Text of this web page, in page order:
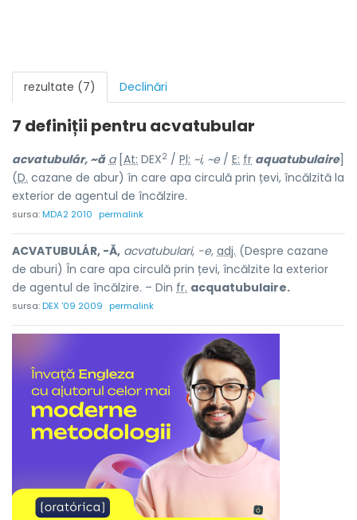
rezultate (7) Declinări
7 definiții pentru acvatubular
acvatubulár, ~ă a[ At: DEX2 / Pl: ~i, ~e/ E: fr aquatubulaire]
(D. cazane de abur) în care apa circulă prin țevi, încălzită la
exterior de agentul de încălzire.
sursa:MDA2 2010 permalink
ACVATUBULÁR, -Ă, acvatubulari, -e, adj. (Despre cazane
de aburi) În care apa circulă prin țevi, încălzite la exterior
de agentul de încălzire. – Din fr. acquatubulaire.
sursa:DEX '09 2009 permalink